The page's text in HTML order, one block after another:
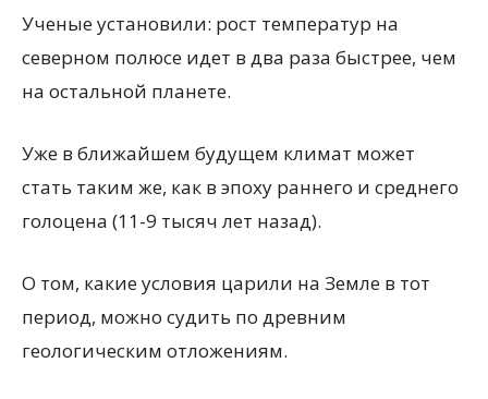
Ученые установили: рост температур на
северном полюсе идет в два раза быстрее, чем
на остальной планете.
Уже в ближайшем будущем климат может
стать таким же, как в эпоху раннего и среднего
голоцена (11-9 тысяч лет назад).
О том, какие условия царили на Земле в тот
период, можно судить по древним
геологическим отложениям.